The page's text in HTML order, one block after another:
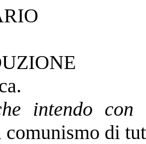
intendo con
comunismo di